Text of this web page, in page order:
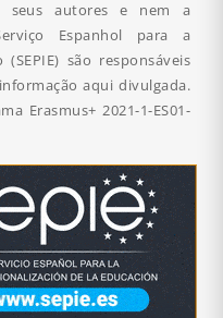
seus autores e nem a
Espanhol para a
são responsáveis
aqui divulgada.
Erasmus+2021-1-ES01-